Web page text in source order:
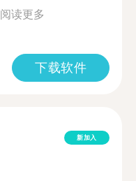
阅读更多
下载软件
新加入